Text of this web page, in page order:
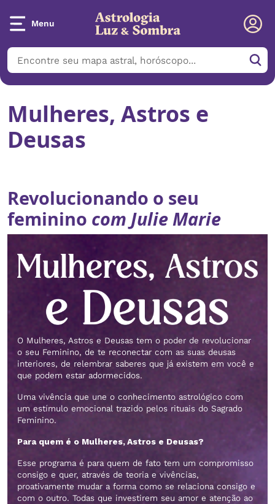
Menu
Mulheres, Astros e
Deusas
Revolucionando o seu
feminino com Julie Marie
O Mulheres, Astros e Deusas tem o poder de revolucionar
o seu Feminino, de te reconectar com as suas deusas
interiores, de relembrar saberes que já existem em você e
que podem estar adormecidos.
Uma vivência que une o conhecimento astrológico com
um estímulo emocional trazido pelos rituais do Sagrado
Feminino.
Para quem é o Mulheres, Astros e Deusas?
Esse programa é para quem de fato tem um compromisso
consigo e quer, através de teoria e vivências,
proativamente mudar a forma como se relaciona consigo e
com o outro. Todas que investirem seu amor e atenção ao